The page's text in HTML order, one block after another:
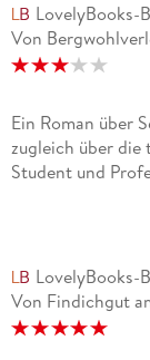
LovelyBooks-
Von
Ein Roman über
zugleich über die
Student und
LovelyBooks-
Von Findichgut